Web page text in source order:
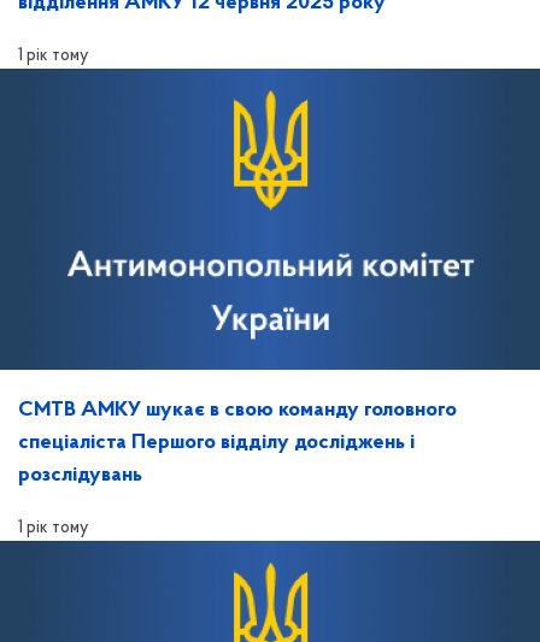
1 рік тому
СМТВ АМКУ шукає в свою команду головного
спеціаліста Першого відділу досліджень і
розслідувань
1 рік тому